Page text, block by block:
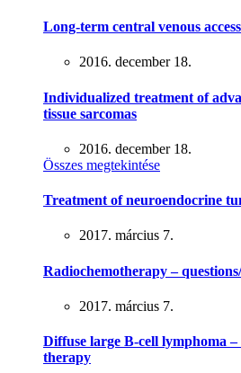
Long-term central venous
2016. december 18.
Individualized treatment of
tissue sarcomas
2016. december 18.
Összes megtekintése
Treatment of neuroendocrine
2017. március 7.
Radiochemotherapy –
2017. március 7.
Diffuse large B-cell lymphoma
therapy